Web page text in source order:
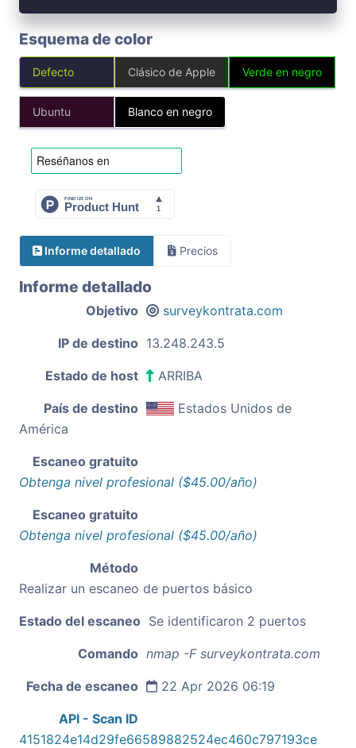
Esquema de color
Defecto Clásico de Apple Verde en negro
Ubuntu Blanco en negro
Informe detallado Precios
Informe detallado
Objetivo surveykontrata.com
IP de destino 13.248.243.5
Estado de host ARRIBA
País de destino
Estados Unidos de
América
Escaneo gratuito
Obtenga nivel profesional ($45.00/año)
Escaneo gratuito
Obtenga nivel profesional ($45.00/año)
Método
Realizar un escaneo de puertos básico
Estado del escaneo Se identificaron 2 puertos
Comando nmap -F surveykontrata.com
Fecha de escaneo 22 Apr 2026 06:19
API - Scan ID
4151824e14d29fe66589882524ec460c797193ce